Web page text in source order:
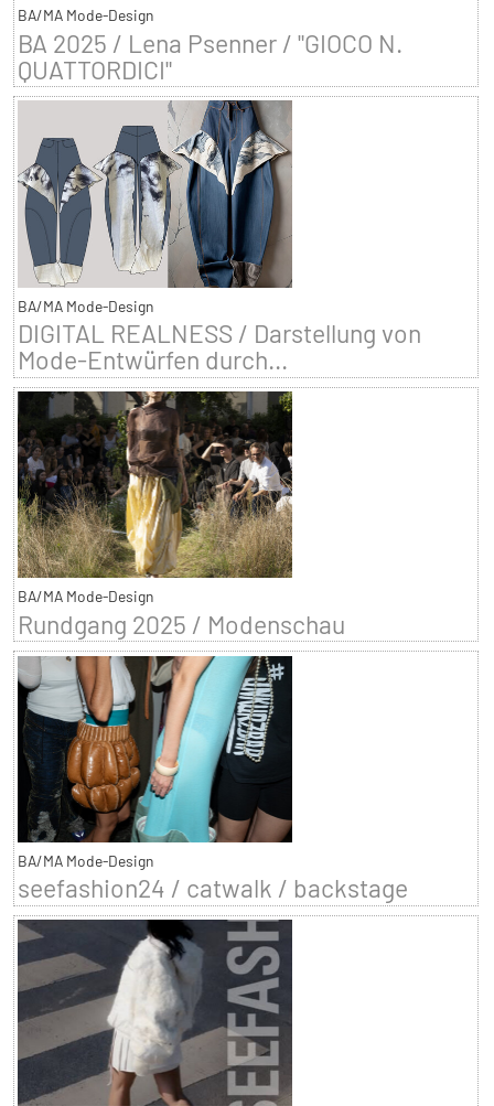
BA/MA Mode-Design
BA 2025 / Lena Psenner / "GIOCO N.
QUATTORDICI"
BA/MA Mode-Design
DIGITAL REALNESS / Darstellung von
Mode-Entwürfen durch...
BA/MA Mode-Design
Rundgang 2025 / Modenschau
BA/MA Mode-Design
seefashion24 / catwalk / backstage